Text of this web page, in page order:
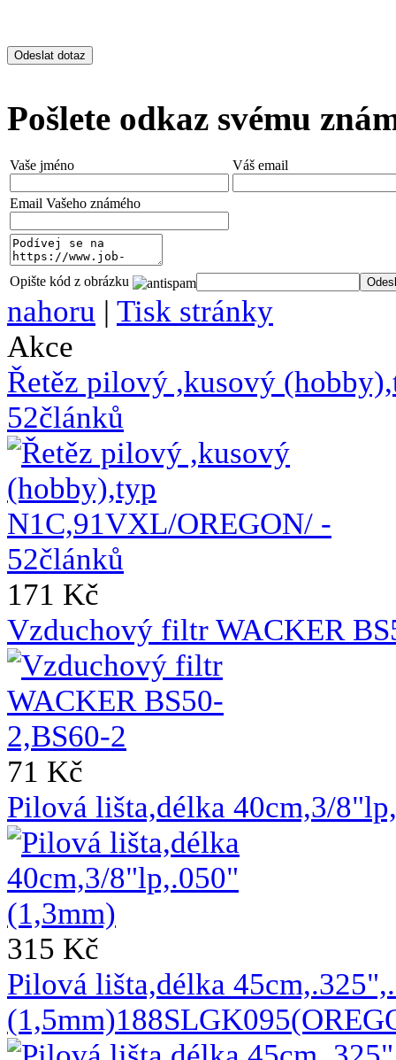
Pošlete odkaz svému
Vaše jméno Váš email
Email Vašeho známého
Opište kód z obrázku
nahoru | Tisk stránky
Akce
Řetěz pilový ,kusový
52článků
171 Kč
Vzduchový filtr WACKER
71 Kč
Pilová lišta,délka 40cm,3/
315 Kč
Pilová lišta,délka